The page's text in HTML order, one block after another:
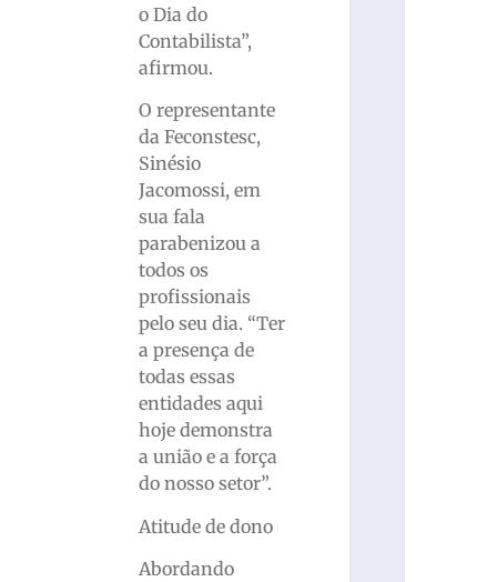
o Dia do
Contabilista”,
afirmou.
O representante
da Feconstesc,
Sinésio
Jacomossi, em
sua fala
parabenizou a
todos os
profissionais
pelo seu dia. “Ter
a presença de
todas essas
entidades aqui
hoje demonstra
a união e a força
do nosso setor”.
Atitude de dono
Abordando